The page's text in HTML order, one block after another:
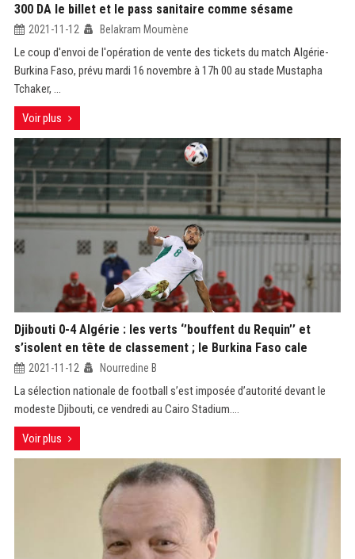
300 DA le billet et le pass sanitaire comme sésame
2021-11-12 Belakram Moumène
Le coup d'envoi de l'opération de vente des tickets du match Algérie-
Burkina Faso, prévu mardi 16 novembre à 17h 00 au stade Mustapha
Tchaker, ...
Voir plus
Djibouti 0-4 Algérie : les verts ‘’bouffent du Requin’’ et
s’isolent en tête de classement ; le Burkina Faso cale
2021-11-12 Nourredine B
La sélection nationale de football s’est imposée d’autorité devant le
modeste Djibouti, ce vendredi au Cairo Stadium....
Voir plus